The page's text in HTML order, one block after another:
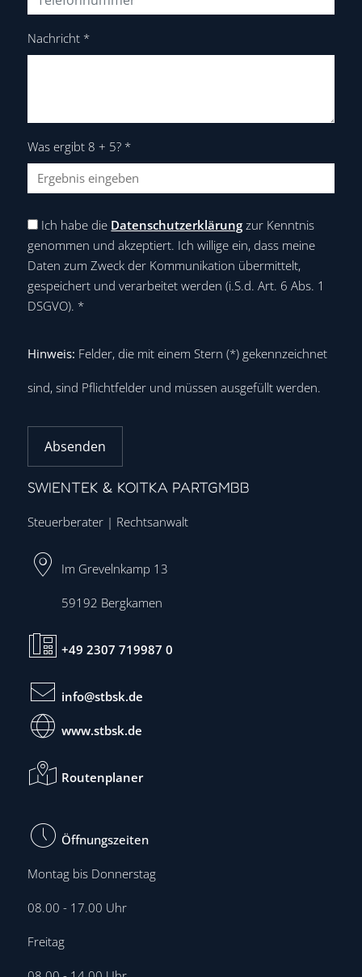
Nachricht *
Was ergibt 8 + 5? *
Ich habe die Datenschutzerklärung zur Kenntnis
genommen und akzeptiert. Ich willige ein, dass meine
Daten zum Zweck der Kommunikation übermittelt,
gespeichert und verarbeitet werden (i.S.d. Art. 6 Abs. 1
DSGVO). *
Hinweis: Felder, die mit einem Stern (*) gekennzeichnet
sind, sind Pflichtfelder und müssen ausgefüllt werden.
Absenden
SWIENTEK & KOITKA PARTGMBB
Steuerberater | Rechtsanwalt
Im Grevelnkamp 13
59192 Bergkamen
+49 2307 719987 0
info@stbsk.de
www.stbsk.de
Routenplaner
Öffnungszeiten
Montag bis Donnerstag
08.00 - 17.00 Uhr
Freitag